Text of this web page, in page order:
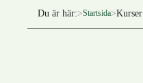
Du är här: Startsida Kurser